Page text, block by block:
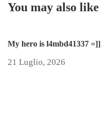
You may also like
My hero is l4mbd41337 =]]
21 Luglio, 2026